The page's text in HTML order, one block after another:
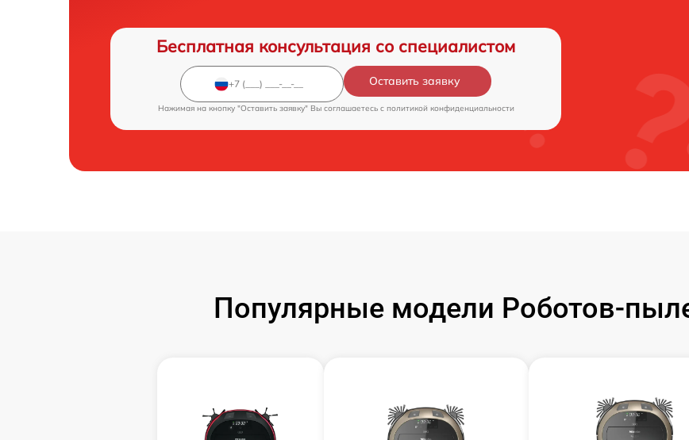
Бесплатная консультация со специалистом
Оставить заявку
Нажимая на кнопку "Оставить заявку" Вы соглашаетесь c политикой конфиденциальности
Популярные модели Роботов-